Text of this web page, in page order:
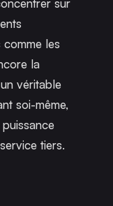
les
la
véritable
soi-même,
tiers.